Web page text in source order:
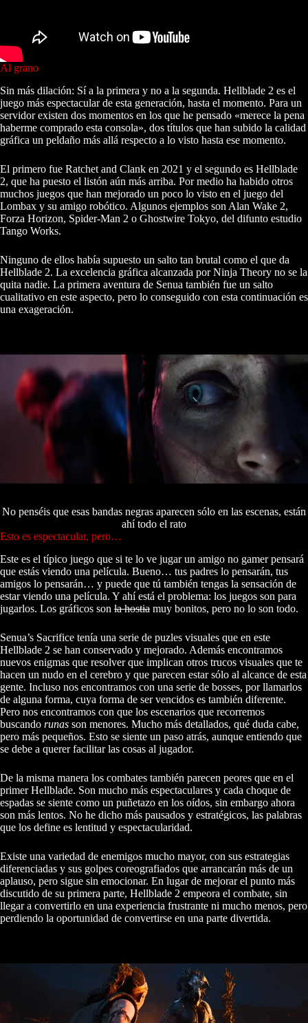
Al grano
Sin más dilación: Sí a la primera y no a la segunda. Hellblade 2 es el
juego más espectacular de esta generación, hasta el momento. Para un
servidor existen dos momentos en los que he pensado «merece la pena
haberme comprado esta consola», dos títulos que han subido la calidad
gráfica un peldaño más allá respecto a lo visto hasta ese momento.
El primero fue Ratchet and Clank en 2021 y el segundo es Hellblade
2, que ha puesto el listón aún más arriba. Por medio ha habido otros
muchos juegos que han mejorado un poco lo visto en el juego del
Lombax y su amigo robótico. Algunos ejemplos son Alan Wake 2,
Forza Horizon, Spider-Man 2 o Ghostwire Tokyo, del difunto estudio
Tango Works.
Ninguno de ellos había supuesto un salto tan brutal como el que da
Hellblade 2. La excelencia gráfica alcanzada por Ninja Theory no se la
quita nadie. La primera aventura de Senua también fue un salto
cualitativo en este aspecto, pero lo conseguido con esta continuación es
una exageración.
No penséis que esas bandas negras aparecen sólo en las escenas, están
ahí todo el rato
Esto es espectacular, pero…
Este es el típico juego que si te lo ve jugar un amigo no gamer pensará
que estás viendo una película. Bueno… tus padres lo pensarán, tus
amigos lo pensarán… y puede que tú también tengas la sensación de
estar viendo una película. Y ahí está el problema: los juegos son para
jugarlos. Los gráficos son la hostia muy bonitos, pero no lo son todo.
Senua’s Sacrifice tenía una serie de puzles visuales que en este
Hellblade 2 se han conservado y mejorado. Además encontramos
nuevos enigmas que resolver que implican otros trucos visuales que te
hacen un nudo en el cerebro y que parecen estar sólo al alcance de esta
gente. Incluso nos encontramos con una serie de bosses, por llamarlos
de alguna forma, cuya forma de ser vencidos es también diferente.
Pero nos encontramos con que los escenarios que recorremos
buscando runas son menores. Mucho más detallados, qué duda cabe,
pero más pequeños. Esto se siente un paso atrás, aunque entiendo que
se debe a querer facilitar las cosas al jugador.
De la misma manera los combates también parecen peores que en el
primer Hellblade. Son mucho más espectaculares y cada choque de
espadas se siente como un puñetazo en los oídos, sin embargo ahora
son más lentos. No he dicho más pausados y estratégicos, las palabras
que los define es lentitud y espectacularidad.
Existe una variedad de enemigos mucho mayor, con sus estrategias
diferenciadas y sus golpes coreografiados que arrancarán más de un
aplauso, pero sigue sin emocionar. En lugar de mejorar el punto más
discutido de su primera parte, Hellblade 2 empeora el combate, sin
llegar a convertirlo en una experiencia frustrante ni mucho menos, pero
perdiendo la oportunidad de convertirse en una parte divertida.